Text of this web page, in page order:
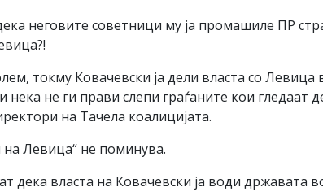
неговите советници му ја промашиле ПР
токму Ковачевски ја дели власта со
нека не ги прави слепи граѓаните кои
на Тачела коалицијата.
Левица“ не поминува.
дека власта на Ковачевски ја води државата